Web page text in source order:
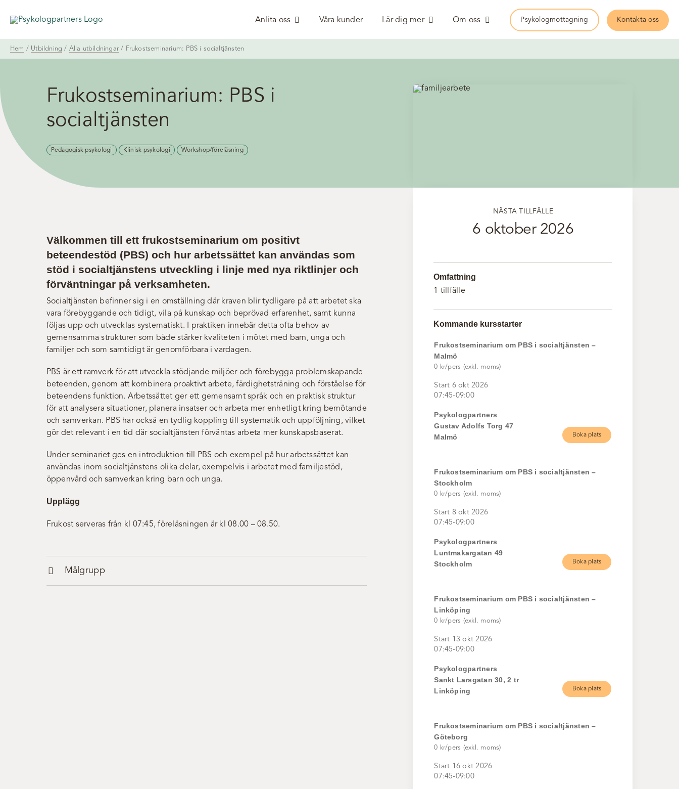
Anlita oss Våra kunder Lär dig mer Om oss Psykologmottagning Kontakta oss
Hem / Utbildning / Alla utbildningar/ Frukostseminarium: PBS i socialtjänsten
Frukostseminarium: PBS i
socialtjänsten
Pedagogisk psykologi Klinisk psykologi Workshop/föreläsning
Välkommen till ett frukostseminarium om positivt
beteendestöd (PBS) och hur arbetssättet kan användas som
stöd i socialtjänstens utveckling i linje med nya riktlinjer och
förväntningar på verksamheten.
Socialtjänsten befinner sig i en omställning där kraven blir tydligare på att arbetet ska
vara förebyggande och tidigt, vila på kunskap och beprövad erfarenhet, samt kunna
följas upp och utvecklas systematiskt. I praktiken innebär detta ofta behov av
gemensamma strukturer som både stärker kvaliteten i mötet med barn, unga och
familjer och som samtidigt är genomförbara i vardagen.
PBS är ett ramverk för att utveckla stödjande miljöer och förebygga problemskapande
beteenden, genom att kombinera proaktivt arbete, färdighetsträning och förståelse för
beteendens funktion. Arbetssättet ger ett gemensamt språk och en praktisk struktur
för att analysera situationer, planera insatser och arbeta mer enhetligt kring bemötande
och samverkan. PBS har också en tydlig koppling till systematik och uppföljning, vilket
gör det relevant i en tid där socialtjänsten förväntas arbeta mer kunskapsbaserat.
Under seminariet ges en introduktion till PBS och exempel på hur arbetssättet kan
användas inom socialtjänstens olika delar, exempelvis i arbetet med familjestöd,
öppenvård och samverkan kring barn och unga.
Upplägg
Frukost serveras från kl 07:45, föreläsningen är kl 08.00 – 08.50.
Målgrupp
NÄSTA TILLFÄLLE
6 oktober 2026
Omfattning
1 tillfälle
Kommande kursstarter
Frukostseminarium om PBS i socialtjänsten –
Malmö
0 kr/pers (exkl. moms)
Start 6 okt 2026
07:45-09:00
Psykologpartners
Gustav Adolfs Torg 47
Malmö
Boka plats
Frukostseminarium om PBS i socialtjänsten –
Stockholm
0 kr/pers (exkl. moms)
Start 8 okt 2026
07:45-09:00
Psykologpartners
Luntmakargatan 49
Stockholm
Boka plats
Frukostseminarium om PBS i socialtjänsten –
Linköping
0 kr/pers (exkl. moms)
Start 13 okt 2026
07:45-09:00
Psykologpartners
Sankt Larsgatan 30, 2 tr
Linköping
Boka plats
Frukostseminarium om PBS i socialtjänsten –
Göteborg
0 kr/pers (exkl. moms)
Start 16 okt 2026
07:45-09:00